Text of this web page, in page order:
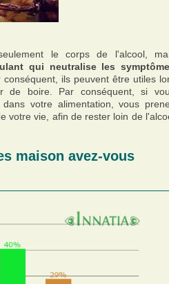
le corps de l'alcool,
qui neutralise les
conséquent, ils peuvent être utiles
de boire. Par conséquent, si
votre alimentation, vous
votre vie, afin de rester loin de
maison avez-vous